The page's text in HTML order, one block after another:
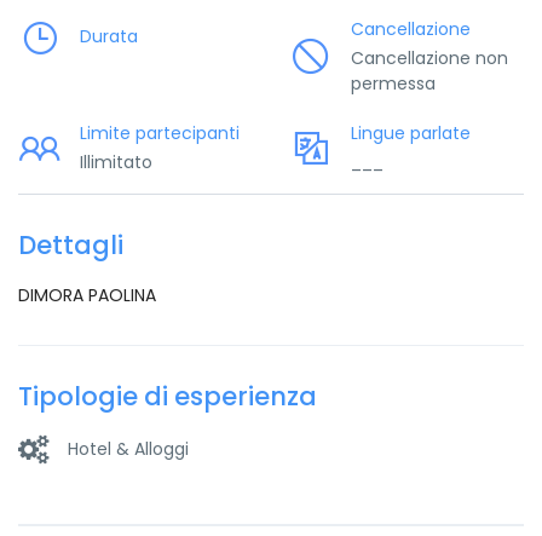
Durata
Cancellazione
Cancellazione non
permessa
Limite partecipanti
Illimitato
Lingue parlate
Dettagli
DIMORA PAOLINA
Tipologie di esperienza
Hotel & Alloggi